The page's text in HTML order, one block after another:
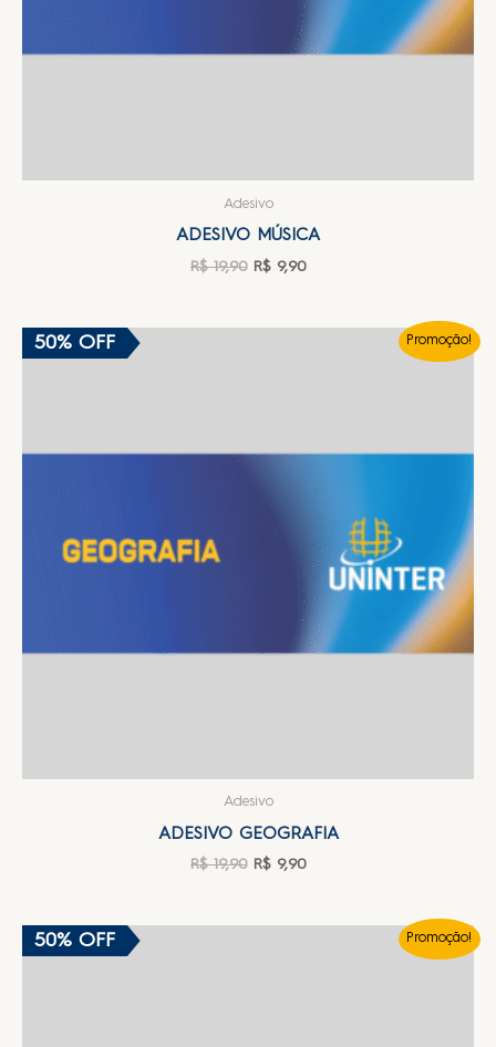
Adesivo
ADESIVO MÚSICA
R$19,90 R$9,90
Promoção!
50% OFF
Adesivo
ADESIVO GEOGRAFIA
R$19,90 R$9,90
Promoção!
50% OFF